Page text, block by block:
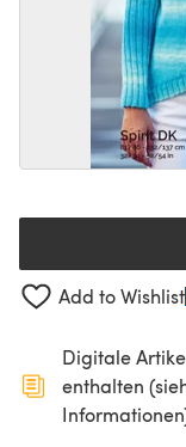
Add to Wishlist
Digitale
enthalten